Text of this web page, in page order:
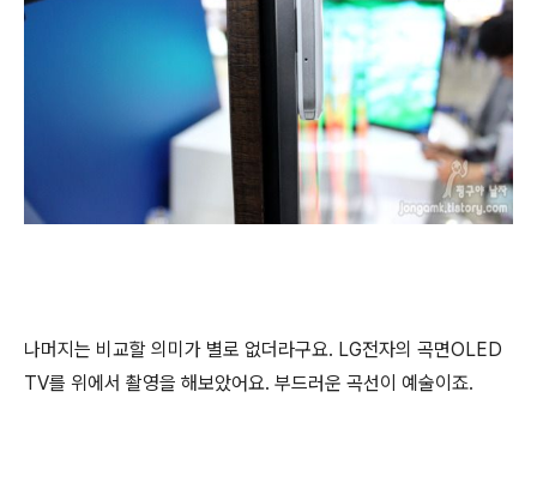
나머지는 비교할 의미가 별로 없더라구요. LG전자의 곡면OLED
TV를 위에서 촬영을 해보았어요. 부드러운 곡선이 예술이죠.